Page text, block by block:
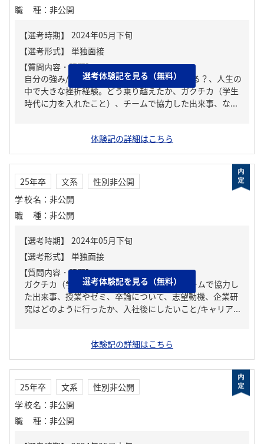
職種 ： 非公開
【質問内容・課題】
自分の強み/弱み、周りからどんな人といわれる？、人生の
中で大きな挫折経験。どう乗り越えたか、ガクチカ（学生
時代に力を入れたこと）、チームで協力した出来事、な...
選考体験記を見る（無料）
体験記の詳細はこちら
25年卒 文系
性別非公開
学校名 ： 非公開
職種 ： 非公開
【質問内容・課題】
ガクチカ（学生時代に力を入れたこと）、チームで協力し
た出来事、授業やゼミ、卒論について、志望動機、企業研
究はどのように行ったか、入社後にしたいこと/キャリア...
選考体験記を見る（無料）
体験記の詳細はこちら
25年卒 文系
性別非公開
学校名 ： 非公開
職種 ： 非公開